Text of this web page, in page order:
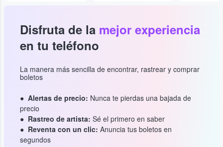
Disfruta de la mejor experiencia
en tu teléfono
La manera más sencilla de encontrar, rastrear y comprar
boletos
Alertas de precio: Nunca te pierdas una bajada de
precio
Rastreo de artista: Sé el primero en saber
Reventa con un clic: Anuncia tus boletos en
segundos